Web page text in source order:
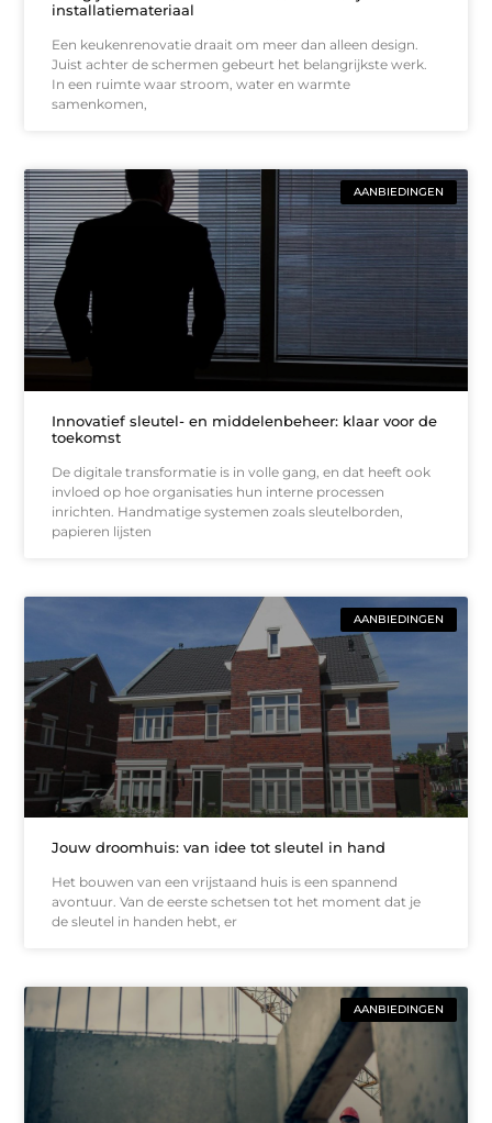
installatiemateriaal
Een keukenrenovatie draait om meer dan alleen design.
Juist achter de schermen gebeurt het belangrijkste werk.
In een ruimte waar stroom, water en warmte
samenkomen,
AANBIEDINGEN
Innovatief sleutel- en middelenbeheer: klaar voor de
toekomst
De digitale transformatie is in volle gang, en dat heeft ook
invloed op hoe organisaties hun interne processen
inrichten. Handmatige systemen zoals sleutelborden,
papieren lijsten
AANBIEDINGEN
Jouw droomhuis: van idee tot sleutel in hand
Het bouwen van een vrijstaand huis is een spannend
avontuur. Van de eerste schetsen tot het moment dat je
de sleutel in handen hebt, er
AANBIEDINGEN